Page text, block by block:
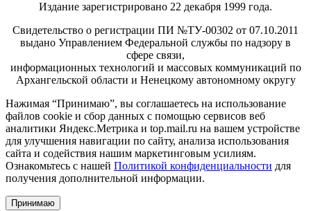
Издание зарегистрировано 22 декабря 1999 года.
Свидетельство о регистрации ПИ №ТУ-00302 от 07.10.2011
выдано Управлением Федеральной службы по надзору в
сфере связи,
информационных технологий и массовых коммуникаций по
Архангельской области и Ненецкому автономному округу
Нажимая “Принимаю”, вы соглашаетесь на использование
файлов cookie и сбор данных с помощью сервисов веб
аналитики Яндекс.Метрика и top.mail.ru на вашем устройстве
для улучшения навигации по сайту, анализа использования
сайта и содействия нашим маркетинговым усилиям.
Ознакомьтесь с нашей Политикой конфиденциальности для
получения дополнительной информации.
Принимаю